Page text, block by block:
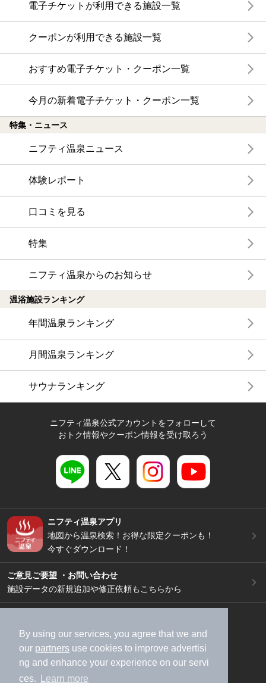
By using our services, you agree that we and
our partners use cookies to improve advertisi
ng and enhance your experience on our servi
ces.
Learn more
電子チケットが利用できる施設一覧
クーポンが利用できる施設一覧
おすすめ電子チケット・クーポン一覧
今月の新着電子チケット・クーポン一覧
特集・ニュース
ニフティ温泉ニュース
体験レポート
口コミを見る
特集
ニフティ温泉からのお知らせ
温浴施設ランキング
年間温泉ランキング
月間温泉ランキング
サウナランキング
ニフティ温泉公式アカウントをフォローして
おトク情報やクーポン情報を受け取ろう
ニフティ温泉アプリ
地図から温泉検索！お得な限定クーポンも！
今すぐダウンロード！
ご意見ご要望 ・お問い合わせ
施設データの新規追加や修正依頼もこちらから
加盟店募集（資料請求）
広告出稿のご案内
利用規約
ライフスタイルMEMBERS+規約
特定商取引法に基づく表記
ヘルプ
採用情報